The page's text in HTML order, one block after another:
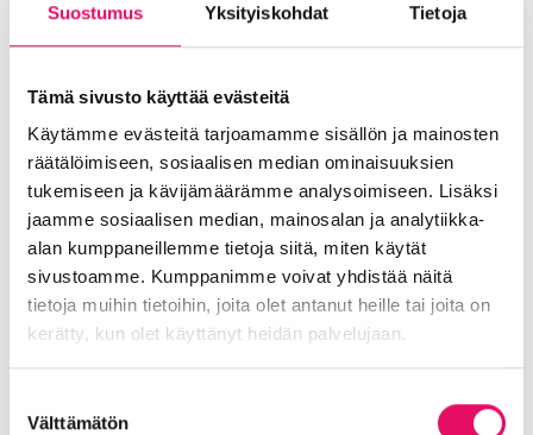
Suostumus Yksityiskohdat Tietoja
Tämä sivusto käyttää evästeitä
Käytämme evästeitä tarjoamamme sisällön ja mainosten
räätälöimiseen, sosiaalisen median ominaisuuksien
tukemiseen ja kävijämäärämme analysoimiseen. Lisäksi
jaamme sosiaalisen median, mainosalan ja analytiikka-
alan kumppaneillemme tietoja siitä, miten käytät
sivustoamme. Kumppanimme voivat yhdistää näitä
tietoja muihin tietoihin, joita olet antanut heille tai joita on
kerätty, kun olet käyttänyt heidän palvelujaan.
valinta
Välttämätön
tärkeimmäksi elinkeinopalveluksi
verkostoitumisen edistämisen. Tätä Into on
lukuisten tapahtumien ja viestinnän avulla.
Kevään aikana on järjestetty 40 tapahtumaa
joihin on osallistunut yli 1000 henkilöä.
Iloksemme loppukeväästä pääsimme
kohtaamaan tapahtumissa yrittäjiä myös
livenä.
Inton omat tapahtumat hiljentyvät
lomakauden ajaksi, mutta Seinäjoella
tapahtumavieraat ja muutkin matkailijat